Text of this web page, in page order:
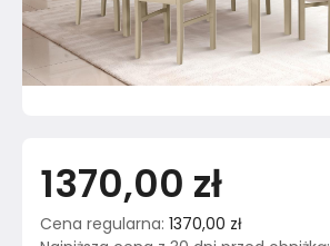
1370,00 zł
Cena regularna: 1370,00 zł